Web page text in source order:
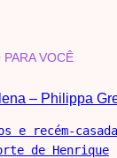
VOCÊ
– Philippa
e recém-
de Henrique